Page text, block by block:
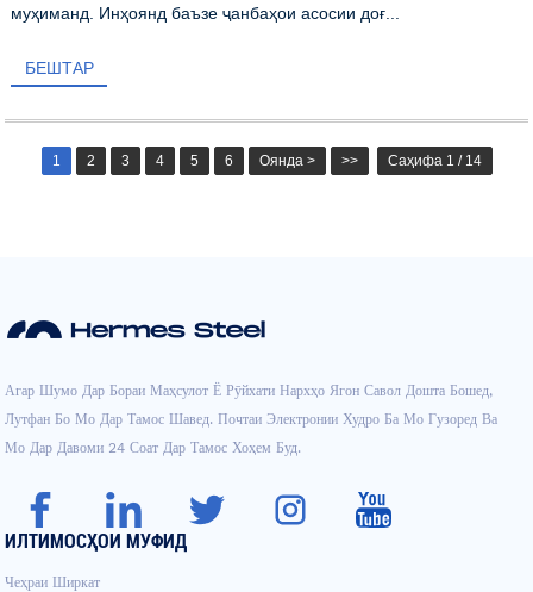
муҳиманд. Инҳоянд баъзе ҷанбаҳои асосии доғ...
БЕШТАР
1 2 3 4 5 6 Оянда > >> Саҳифа 1 / 14
Агар Шумо Дар Бораи Маҳсулот Ё Рӯйхати Нархҳо Ягон Савол Дошта Бошед,
Лутфан Бо Мо Дар Тамос Шавед. Почтаи Электронии Худро Ба Мо Гузоред Ва
Мо Дар Давоми 24 Соат Дар Тамос Хоҳем Буд.
ИЛТИМОСҲОИ МУФИД
Чеҳраи Ширкат